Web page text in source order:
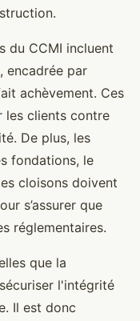
du CCMI incluent
encadrée par
achèvement. Ces
les clients contre
De plus, les
fondations, le
cloisons doivent
s’assurer que
réglementaires.
que la
l'intégrité
Il est donc